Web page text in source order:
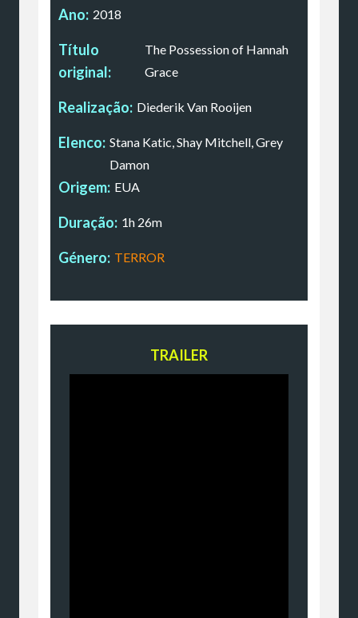
Ano: 2018
Título
original:
The Possession of Hannah
Grace
Realização: Diederik Van Rooijen
Elenco: Stana Katic, Shay Mitchell, Grey
Damon
Origem: EUA
Duração: 1h 26m
Género: TERROR
TRAILER